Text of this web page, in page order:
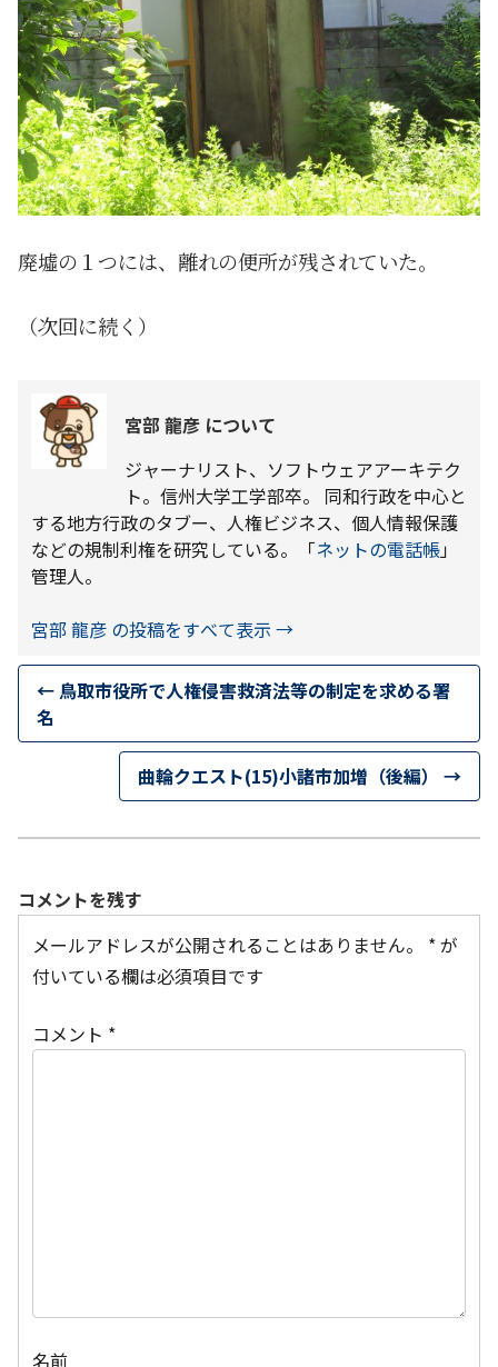
廃墟の１つには、離れの便所が残されていた。
（次回に続く）
宮部 龍彦 について
ジャーナリスト、ソフトウェアアーキテク
ト。信州大学工学部卒。 同和行政を中心と
する地方行政のタブー、人権ビジネス、個人情報保護
などの規制利権を研究している。「ネットの電話帳」
管理人。
宮部 龍彦 の投稿をすべて表示 →
← 鳥取市役所で人権侵害救済法等の制定を求める署
名
曲輪クエスト(15)小諸市加増（後編） →
コメントを残す
メールアドレスが公開されることはありません。
*が
付いている欄は必須項目です
コメント *
名前